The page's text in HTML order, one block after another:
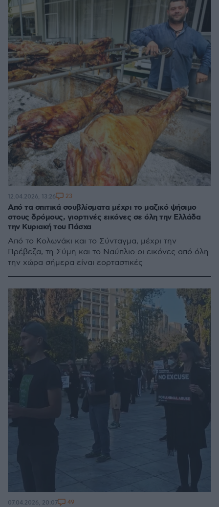
Από τα σπιτικά σουβλίσματα μέχρι το μαζικό ψήσιμο
στους δρόμους, γιορτινές εικόνες σε όλη την Ελλάδα
την Κυριακή του Πάσχα
Από το Κολωνάκι και το Σύνταγμα, μέχρι την
Πρέβεζα, τη Σύμη και το Ναύπλιο οι εικόνες από όλη
την χώρα σήμερα είναι εορταστικές
12.04.2026, 13:26 23
07.04.2026, 20:07 49